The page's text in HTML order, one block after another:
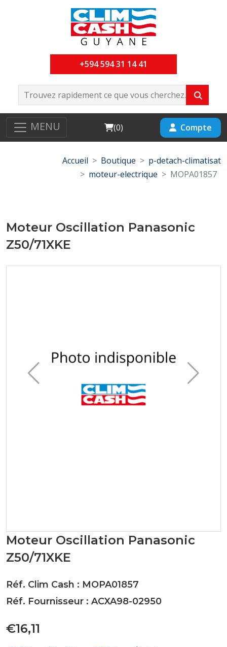
+594 594 31 14 41
MENU Cart
(0) Compte
Accueil Boutique
p-detach-climatisat
moteur-electrique
MOPA01857
Moteur Oscillation Panasonic
Z50/71XKE
Moteur Oscillation Panasonic
Z50/71XKE
Réf. Clim Cash : MOPA01857
Réf. Fournisseur : ACXA98-02950
€16,11